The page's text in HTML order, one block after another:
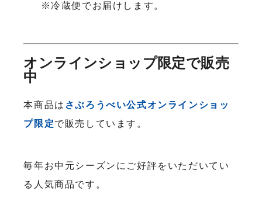
※冷蔵便でお届けします。
オンラインショップ限定で販売
中
本商品は さぶろうべい公式オンラインショッ
プ限定で販売しています。
毎年お中元シーズンにご好評をいただいてい
る人気商品です。